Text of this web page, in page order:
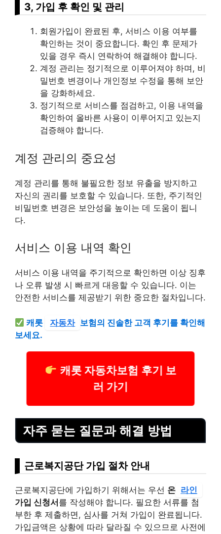
3, 가입 후 확인 및 관리
회원가입이 완료된 후, 서비스 이용 여부를
확인하는 것이 중요합니다. 확인 후 문제가
있을 경우 즉시 연락하여 해결해야 합니다.
계정 관리는 정기적으로 이루어져야 하며, 비
밀번호 변경이나 개인정보 수정을 통해 보안
을 강화하세요.
정기적으로 서비스를 점검하고, 이용 내역을
확인하여 올바른 사용이 이루어지고 있는지
검증해야 합니다.
계정 관리의 중요성
계정 관리를 통해 불필요한 정보 유출을 방지하고
자신의 권리를 보호할 수 있습니다. 또한, 주기적인
비밀번호 변경은 보안성을 높이는 데 도움이 됩니
다.
서비스 이용 내역 확인
서비스 이용 내역을 주기적으로 확인하면 이상 징후
나 오류 발생 시 빠르게 대응할 수 있습니다. 이는
안전한 서비스를 제공받기 위한 중요한 절차입니다.
캐롯 자동차 보험의 진솔한 고객 후기를 확인해
보세요.
캐롯 자동차보험 후기 보
러 가기
자주 묻는 질문과 해결 방법
근로복지공단 가입 절차 안내
근로복지공단에 가입하기 위해서는 우선 온 라인
가입 신청서 를 작성해야 합니다. 필요한 서류를 첨
부한 후 제출하면, 심사를 거쳐 가입이 완료됩니다.
가입금액은 상황에 따라 달라질 수 있으므로 사전에